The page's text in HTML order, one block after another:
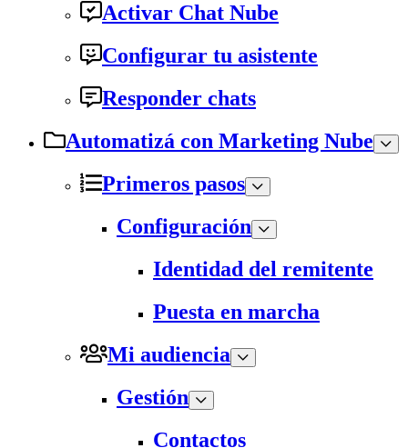
Activar Chat Nube
Configurar tu asistente
Responder chats
Automatizá con Marketing Nube
Primeros pasos
Configuración
Identidad del remitente
Puesta en marcha
Mi audiencia
Gestión
Contactos